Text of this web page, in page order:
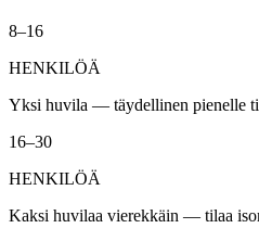
8–16
HENKILÖÄ
Yksi huvila — täydellinen pienelle
16–30
HENKILÖÄ
Kaksi huvilaa vierekkäin — tilaa